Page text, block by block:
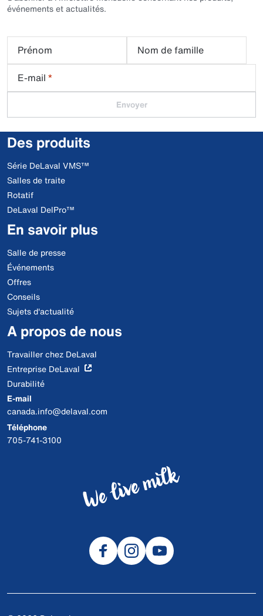
événements et actualités.
Prénom
Nom de famille
E-mail *
Envoyer
Des produits
Série DeLaval VMS™
Salles de traite
Rotatif
DeLaval DelPro™
En savoir plus
Salle de presse
Événements
Offres
Conseils
Sujets d'actualité
A propos de nous
Travailler chez DeLaval
Entreprise DeLaval
Durabilité
E-mail
canada.info@delaval.com
Téléphone
705-741-3100